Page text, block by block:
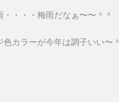
・・・・梅雨だなぁ〜〜＾
色カラーが今年は調子いい〜